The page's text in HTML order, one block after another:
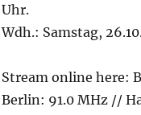
Uhr.
Wdh.: Samstag,
Stream online here:
Berlin: 91.0 MHz //